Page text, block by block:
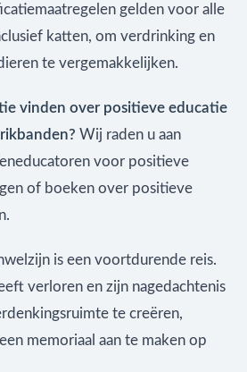
gelden voor alle
katten, om verdrinking en
te vergemakkelijken.
vinden over positieve educatie
Wij raden u aan
voor positieve
of boeken over positieve
is een voortdurende reis.
verloren en zijn nagedachtenis
te creëren,
memoriaal aan te maken op